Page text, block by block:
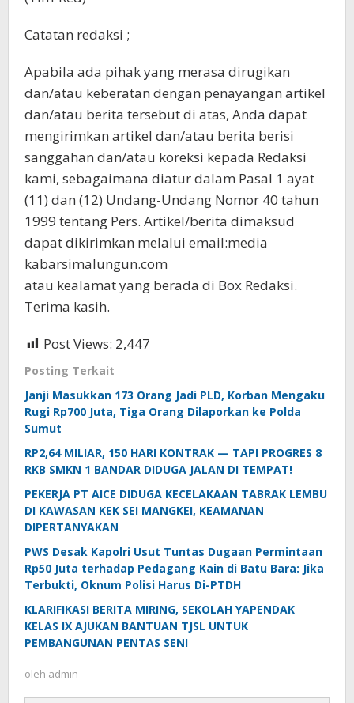
Catatan redaksi ;
Apabila ada pihak yang merasa dirugikan
dan/atau keberatan dengan penayangan artikel
dan/atau berita tersebut di atas, Anda dapat
mengirimkan artikel dan/atau berita berisi
sanggahan dan/atau koreksi kepada Redaksi
kami, sebagaimana diatur dalam Pasal 1 ayat
(11) dan (12) Undang-Undang Nomor 40 tahun
1999 tentang Pers. Artikel/berita dimaksud
dapat dikirimkan melalui email:media
kabarsimalungun.com
atau kealamat yang berada di Box Redaksi.
Terima kasih.
Post Views: 2,447
Posting Terkait
Janji Masukkan 173 Orang Jadi PLD, Korban Mengaku
Rugi Rp700 Juta, Tiga Orang Dilaporkan ke Polda
Sumut
RP2,64 MILIAR, 150 HARI KONTRAK — TAPI PROGRES 8
RKB SMKN 1 BANDAR DIDUGA JALAN DI TEMPAT!
PEKERJA PT AICE DIDUGA KECELAKAAN TABRAK LEMBU
DI KAWASAN KEK SEI MANGKEI, KEAMANAN
DIPERTANYAKAN
PWS Desak Kapolri Usut Tuntas Dugaan Permintaan
Rp50 Juta terhadap Pedagang Kain di Batu Bara: Jika
Terbukti, Oknum Polisi Harus Di-PTDH
KLARIFIKASI BERITA MIRING, SEKOLAH YAPENDAK
KELAS IX AJUKAN BANTUAN TJSL UNTUK
PEMBANGUNAN PENTAS SENI
oleh admin